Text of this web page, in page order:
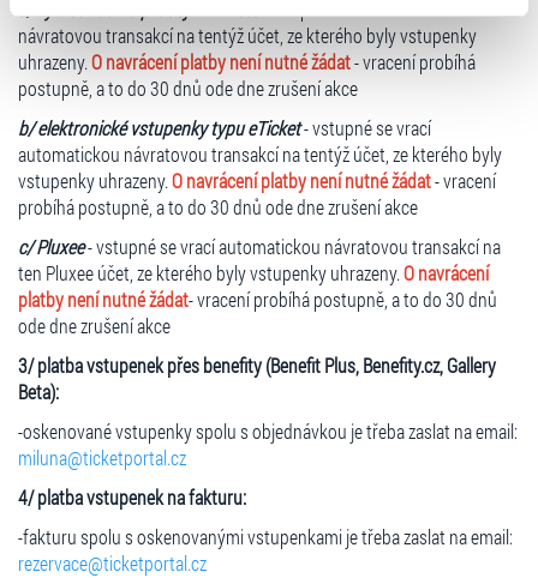
typy cookies používáme, naleznete níže. Možnosti
zpracování upravíte zaškrtnutím příslušné varianty. Svoji
volbu můžete kdykoliv změnit v zápatí stránky v záložce
a/ vyzvednutí na prodejním místě- vstupné se vrací automatickou
návratovou transakcí na tentýž účet, ze kterého byly vstupenky
uhrazeny.O navrácení platby není nutné žádat- vracení probíhá
postupně, a to do 30 dnů ode dne zrušení akce
b/ elektronické vstupenky typu eTicket- vstupné se vrací
automatickou návratovou transakcí na tentýž účet, ze kterého byly
vstupenky uhrazeny.O navrácení platby není nutné žádat- vracení
probíhá postupně, a to do 30 dnů ode dne zrušení akce
c/ Pluxee- vstupné se vrací automatickou návratovou transakcí na
ten Pluxee účet, ze kterého byly vstupenky uhrazeny.O navrácení
platby není nutné žádat- vracení probíhá postupně, a to do 30 dnů
ode dne zrušení akce
3/ platba vstupenek přes benefity (Benefit Plus, Benefity.cz, Gallery
Beta):
-oskenované vstupenky spolu s objednávkou je třeba zaslat na email:
miluna@ticketportal.cz
4/ platba vstupenek na fakturu:
-fakturu spolu s oskenovanými vstupenkami je třeba zaslat na email:
rezervace@ticketportal.cz